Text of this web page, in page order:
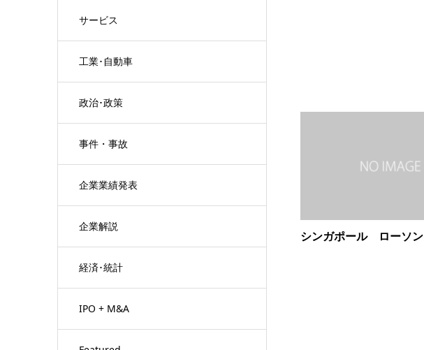
サービス
工業･自動車
政治･政策
事件・事故
企業業績発表
企業解説
経済･統計
IPO + M&A
シンガポール ローソン